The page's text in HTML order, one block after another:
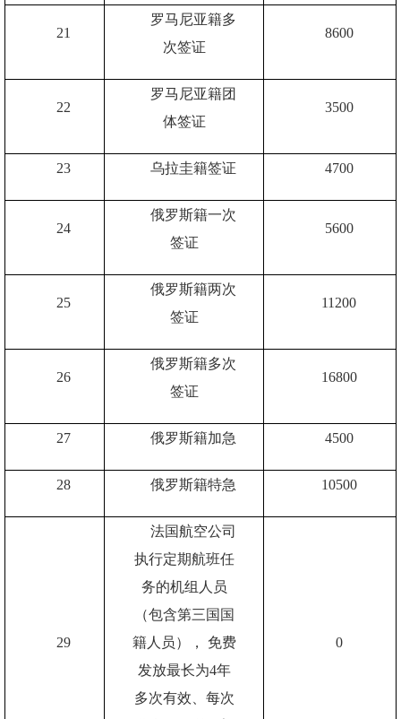
21
罗马尼亚籍多
次签证
8600
22
罗马尼亚籍团
体签证
3500
23 乌拉圭籍签证 4700
24
俄罗斯籍一次
签证
5600
25
俄罗斯籍两次
签证
11200
26
俄罗斯籍多次
签证
16800
27 俄罗斯籍加急 4500
28 俄罗斯籍特急 10500
29
法国航空公司
执行定期航班任
务的机组人员
（包含第三国国
籍人员），
免费
发放最长为4年
多次有效、每次
0